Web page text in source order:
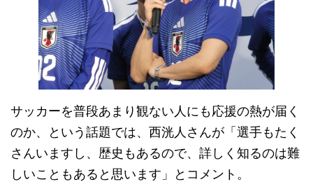
サッカーを普段あまり観ない人にも応援の熱が届く
のか、という話題では、西洸人さんが「選手もたく
さんいますし、歴史もあるので、詳しく知るのは難
しいこともあると思います」とコメント。